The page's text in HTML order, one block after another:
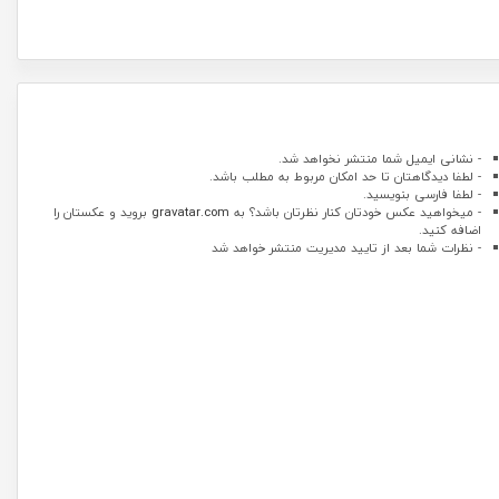
- نشانی ایمیل شما منتشر نخواهد شد.
- لطفا دیدگاهتان تا حد امکان مربوط به مطلب باشد.
- لطفا فارسی بنویسید.
- میخواهید عکس خودتان کنار نظرتان باشد؟ به gravatar.com بروید و عکستان را
اضافه کنید.
- نظرات شما بعد از تایید مدیریت منتشر خواهد شد